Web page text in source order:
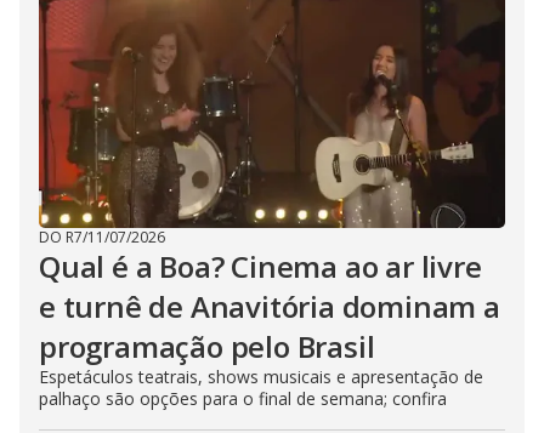
DO R7/11/07/2026
Qual é a Boa? Cinema ao ar livre
e turnê de Anavitória dominam a
programação pelo Brasil
Espetáculos teatrais, shows musicais e apresentação de
palhaço são opções para o final de semana; confira